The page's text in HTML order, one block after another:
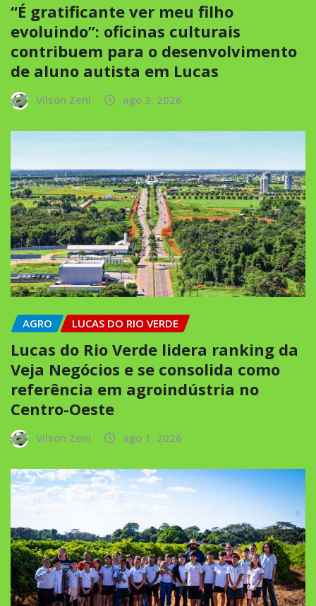
“É gratificante ver meu filho
evoluindo”: oficinas culturais
contribuem para o desenvolvimento
de aluno autista em Lucas
Vilson Zeni ago 3, 2026
AGRO LUCAS DO RIO VERDE
Lucas do Rio Verde lidera ranking da
Veja Negócios e se consolida como
referência em agroindústria no
Centro-Oeste
Vilson Zeni ago 1, 2026